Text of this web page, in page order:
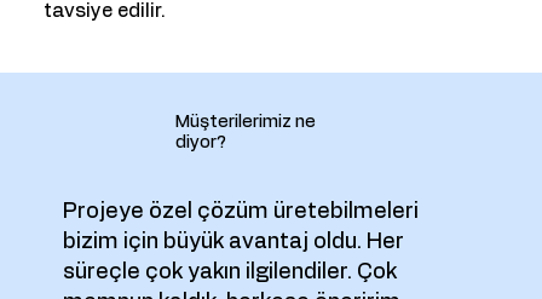
tavsiye edilir.
Müşterilerimiz ne
diyor?
Projeye özel çözüm üretebilmeleri
bizim için büyük avantaj oldu. Her
süreçle çok yakın ilgilendiler. Çok